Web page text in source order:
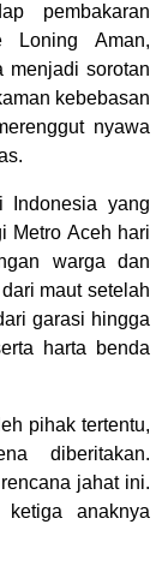
pembakaran
Loning Aman,
menjadi sorotan
kebebasan
nyawa
Indonesia yang
Metro Aceh hari
warga dan
maut setelah
garasi hingga
harta benda
pihak tertentu,
diberitakan.
jahat ini.
anaknya